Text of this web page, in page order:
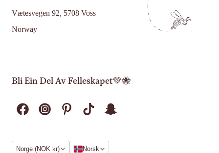
Vætesvegen 92, 5708 Voss
Norway
Bli Ein Del Av Felleskapet💚🐝
Region
Norge (NOK kr) SpråkNorsk